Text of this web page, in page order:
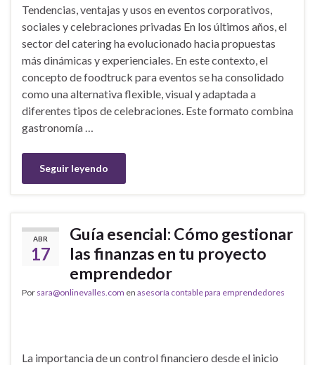
Tendencias, ventajas y usos en eventos corporativos,
sociales y celebraciones privadas En los últimos años, el
sector del catering ha evolucionado hacia propuestas
más dinámicas y experienciales. En este contexto, el
concepto de foodtruck para eventos se ha consolidado
como una alternativa flexible, visual y adaptada a
diferentes tipos de celebraciones. Este formato combina
gastronomía …
Seguir leyendo
ABR
17
Guía esencial: Cómo gestionar
las finanzas en tu proyecto
emprendedor
Por sara@onlinevalles.com en asesoría contable para emprendedores
La importancia de un control financiero desde el inicio